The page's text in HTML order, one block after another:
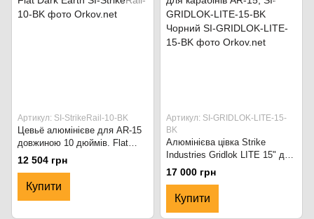
Артикул: SI-StrikeRail-10-BK
Цевьё алюмінієве для AR-15
довжиною 10 дюймів. Flat
Dark Earth
12 504 грн
Купити
Артикул: SI-GRIDLOK-LITE-15-
BK
Алюмінієва цівка Strike
Industries Gridlok LITE 15" для
карабінів AR-15, SI-GRIDLOK-
LITE-15-BK Чорний
17 000 грн
Купити